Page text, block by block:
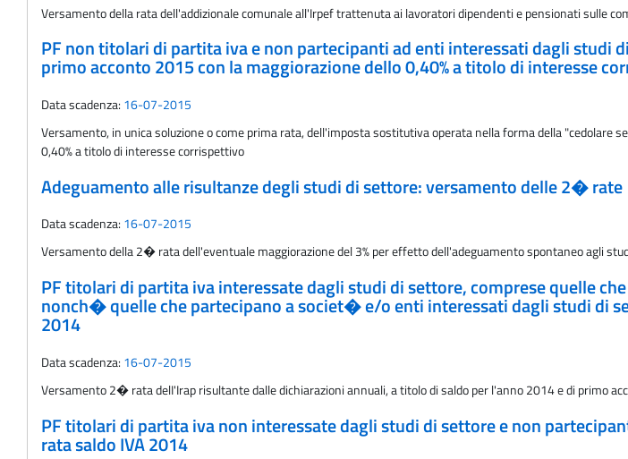
Versamento della rata dell'addizionale comunale all'Irpef trattenuta ai lavoratori dipendenti e pensionati sulle
PF non titolari di partita iva e non partecipanti ad enti interessati dagli studi
primo acconto 2015 con la maggiorazione dello 0,40% a titolo di interesse
Data scadenza: 16-07-2015
Versamento, in unica soluzione o come prima rata, dell'imposta sostitutiva operata nella forma della "cedolare
0,40% a titolo di interesse corrispettivo
Adeguamento alle risultanze degli studi di settore: versamento delle 2� rate
Data scadenza: 16-07-2015
Versamento della 2� rata dell'eventuale maggiorazione del 3% per effetto dell'adeguamento spontaneo agli
PF titolari di partita iva interessate dagli studi di settore, comprese quelle
nonch� quelle che partecipano a societ� e/o enti interessati dagli studi di
2014
Data scadenza: 16-07-2015
Versamento 2� rata delI'Irap risultante dalle dichiarazioni annuali, a titolo di saldo per l'anno 2014 e di primo
PF titolari di partita iva non interessate dagli studi di settore e non
rata saldo IVA 2014